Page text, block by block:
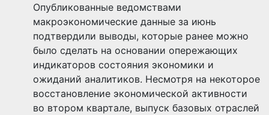
Опубликованные ведомствами
макроэкономические данные за июнь
подтвердили выводы, которые ранее можно
было сделать на основании опережающих
индикаторов состояния экономики и
ожиданий аналитиков. Несмотря на некоторое
восстановление экономической активности
во втором квартале, выпуск базовых отраслей